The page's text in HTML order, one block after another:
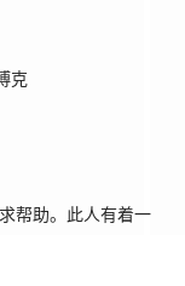
克
帮助。此人有着一